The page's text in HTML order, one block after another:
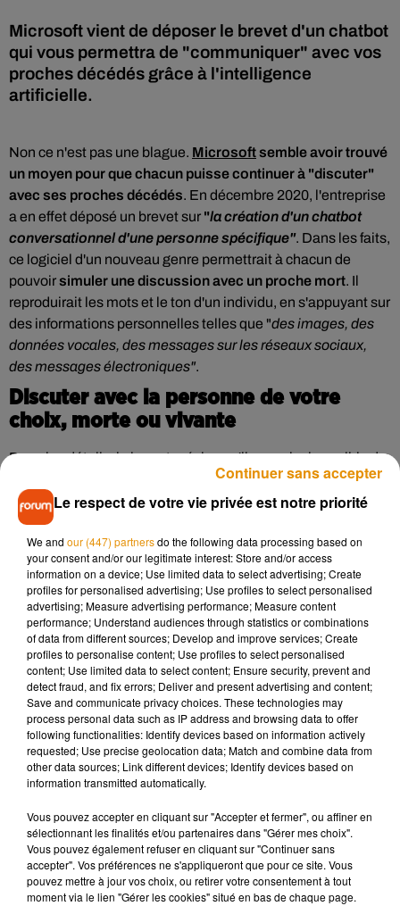
Microsoft vient de déposer le brevet d'un chatbot
qui vous permettra de "communiquer" avec vos
proches décédés grâce à l'intelligence
artificielle.
Non ce n'est pas une blague. Microsoftsemble avoir trouvé
un moyen pour que chacun puisse continuer à "discuter"
avec ses proches décédés. En décembre 2020, l'entreprise
a en effet déposé un brevet sur "la création d'un chatbot
conversationnel d'une personne spécifique". Dans les faits,
ce logiciel d'un nouveau genre permettrait à chacun de
pouvoirsimuler une discussion avec un proche mort. Il
reproduirait les mots et le ton d'un individu, en s'appuyant sur
des informations personnelles telles que "des images, des
données vocales, des messages sur les réseaux sociaux,
des messages électroniques".
Discuter avec la personne de votre
choix, morte ou vivante
Dans les détails, le brevet précise qu'il sera ainsi possible de
personne passée ou
présente" .Il pourra donc s'agir d'un proche décédé, d'une
célébrité, d'un personnage historique ou encore fictif, etc.
Une technologie qui n'est pas sans rappeler l’épisode
"Bientôt de retour"de la série britanniqueBlack Mirror
effet, dans la saison 2, une jeune femme se sert d’une
entreprise qui recrée des discussions de proches défunts
grâce à un chatbot. Elle commence ensuite à entretenir une
correspondance téléphonique avec le double numérique de
son défunt compagnon.
De quoi soulever des questions éthiques ainsi que la
possibilité de troubles psychologiques chez les personnes
endeuillées...
Musique
Madonna sort enfin le remix de « Love
Le respect de votre vie privée est notre priorité
We and our (447) partnersdo the following data processing based on
your consent and/or our legitimate interest: Store and/or access
information on a device; Use limited data to select advertising; Create
profiles for personalised advertising; Use profiles to select personalised
advertising; Measure advertising performance; Measure content
performance; Understand audiences through statistics or combinations
of data from different sources; Develop and improve services; Create
profiles to personalise content; Use profiles to select personalised
content; Use limited data to select content; Ensure security, prevent and
detect fraud, and fix errors; Deliver and present advertising and content;
Save and communicate privacy choices. These technologies may
process personal data such as IP address and browsing data to offer
following functionalities: Identify devices based on information actively
requested; Use precise geolocation data; Match and combine data from
other data sources; Link different devices; Identify devices based on
information transmitted automatically.
Vous pouvez accepter en cliquant sur "Accepter et fermer", ou affiner en
sélectionnant les finalités et/ou partenaires dans "Gérer mes choix".
Vous pouvez également refuser en cliquant sur "Continuer sans
accepter". Vos préférences ne s'appliqueront que pour ce site. Vous
pouvez mettre à jour vos choix, ou retirer votre consentement à tout
moment via le lien "Gérer les cookies" situé en bas de chaque page.
Continuer sans accepter